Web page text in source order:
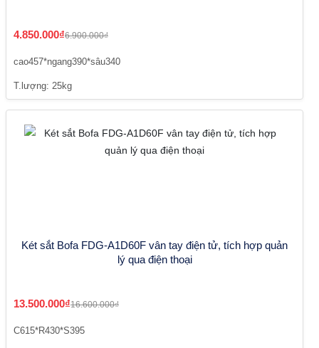
4.850.000₫6.900.000₫
cao457*ngang390*sâu340
T.lượng: 25kg
Két sắt Bofa FDG-A1D60F vân tay điện tử, tích hợp quản
lý qua điện thoại
13.500.000₫16.600.000₫
C615*R430*S395